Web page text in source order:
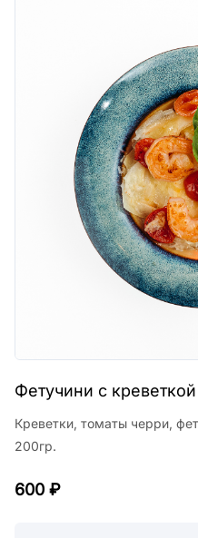
Фетучини с креветкой
Креветки, томаты черри,
200гр.
600 ₽